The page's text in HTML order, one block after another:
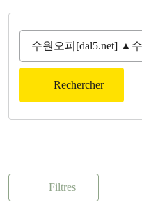
Rechercher
Filtres